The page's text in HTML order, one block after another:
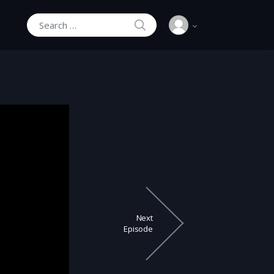
Search for:
SEARCH
Next
Episode